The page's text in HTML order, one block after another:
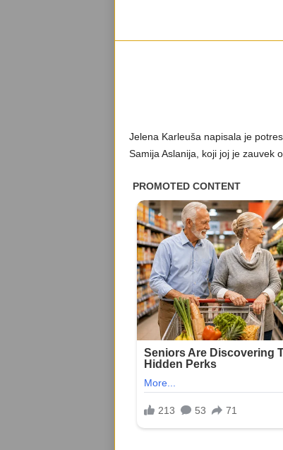
Jelena Karleuša napisala je
Samija Aslanija, koji joj je zauvek